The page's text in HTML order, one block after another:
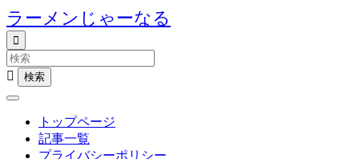
ラーメンじゃーなる


トップページ
記事一覧
プライバシーポリシー